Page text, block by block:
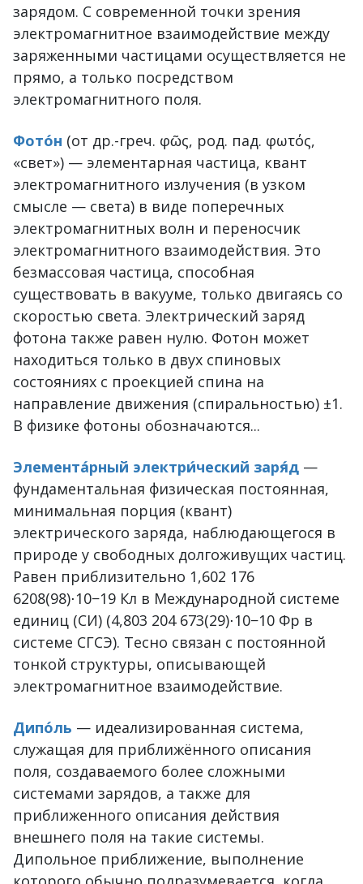
зарядом. С современной точки зрения
электромагнитное взаимодействие между
заряженными частицами осуществляется не
прямо, а только посредством
электромагнитного поля.
Фото́н (от др.-греч. φῶς, род. пад. φωτός,
«свет») — элементарная частица, квант
электромагнитного излучения (в узком
смысле — света) в виде поперечных
электромагнитных волн и переносчик
электромагнитного взаимодействия. Это
безмассовая частица, способная
существовать в вакууме, только двигаясь со
скоростью света. Электрический заряд
фотона также равен нулю. Фотон может
находиться только в двух спиновых
состояниях с проекцией спина на
направление движения (спиральностью) ±1.
В физике фотоны обозначаются...
Элемента́рный электри́ческий заря́д —
фундаментальная физическая постоянная,
минимальная порция (квант)
электрического заряда, наблюдающегося в
природе у свободных долгоживущих частиц.
Равен приблизительно 1,602 176
6208(98)⋅10−19 Кл в Международной системе
единиц (СИ) (4,803 204 673(29)⋅10−10 Фр в
системе СГСЭ). Тесно связан с постоянной
тонкой структуры, описывающей
электромагнитное взаимодействие.
Дипо́ль — идеализированная система,
служащая для приближённого описания
поля, создаваемого более сложными
системами зарядов, а также для
приближенного описания действия
внешнего поля на такие системы.
Дипольное приближение, выполнение